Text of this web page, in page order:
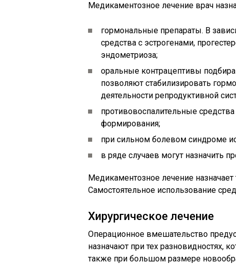
Медикаментозное лечение врач
гормональные препараты. В
средства с эстрогенами,
эндометриоза;
оральные контрацептивы
позволяют стабилизировать
деятельности репродуктивной
противовоспалительные
формирования;
при сильном болевом синдроме
в ряде случаев могут назначить
Медикаментозное лечение назначает
Самостоятельное использование
Хирургическое лечение
Операционное вмешательство
назначают при тех разновидностях,
также при большом размере